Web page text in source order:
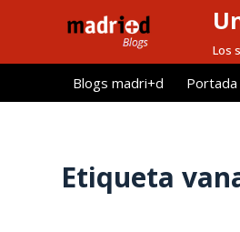
l
Los
Blogs madri+d
Etiqueta